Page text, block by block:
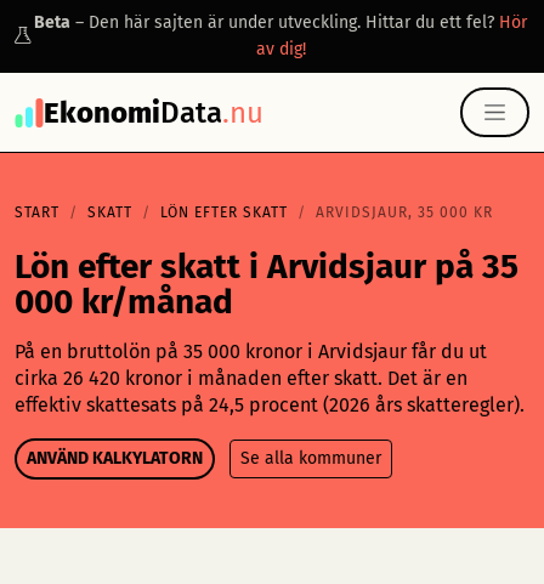
Beta – Den här sajten är under utveckling. Hittar du ett fel? Hör
av dig!
EkonomiData.nu
START SKATT LÖN EFTER SKATT ARVIDSJAUR, 35 000 KR
Lön efter skatt i Arvidsjaur på 35
000 kr/månad
På en bruttolön på 35 000 kronor i Arvidsjaur får du ut
cirka 26 420 kronor i månaden efter skatt. Det är en
effektiv skattesats på 24,5 procent (2026 års skatteregler).
ANVÄND KALKYLATORN Se alla kommuner